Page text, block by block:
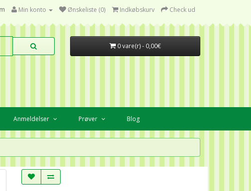
Min konto Ønskeliste (0) Indkøbskurv Check ud
0 vare(r) - 0,00€
Anmeldelser Prøver Blog